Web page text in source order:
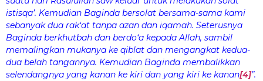
istisqa’. Kemudian Baginda bersolat bersama-sama kami
sebanyak dua rak‘at tanpa azan dan iqamah. Seterusnya
Baginda berkhutbah dan berdo‘a kepada Allah, sambil
memalingkan mukanya ke qiblat dan mengangkat kedua-
dua belah tangannya. Kemudian Baginda membalikkan
selendangnya yang kanan ke kiri dan yang kiri ke kanan[4]”.